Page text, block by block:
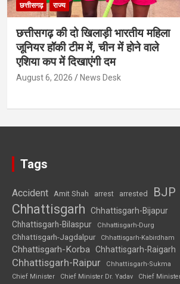
छत्तीसगढ़ राज्य
छत्तीसगढ़ की दो खिलाड़ी भारतीय महिला
जूनियर हॉकी टीम में, चीन में होने वाले
एशिया कप में दिखाएंगी दम
August 6, 2026 News Desk
Tags
Accident Amit Shah arrest arrested BJP
Chhattisgarh
Chhattisgarh-Bijapur
Chhattisgarh-Bilaspur
Chhattisgarh-Durg
Chhattisgarh-Jagdalpur Chhattisgarh-Kabirdham
Chhattisgarh-Korba Chhattisgarh-Raigarh
Chhattisgarh-Raipur
Chhattisgarh-Sukma
Chief Minister
Chief Minister Dr. Yadav Chief